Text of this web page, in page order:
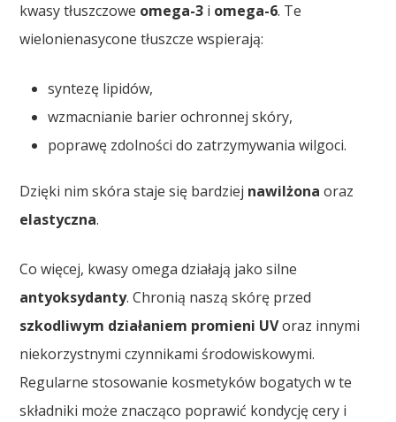
kwasy tłuszczowe omega-3 i omega-6. Te
wielonienasycone tłuszcze wspierają:
syntezę lipidów,
wzmacnianie barier ochronnej skóry,
poprawę zdolności do zatrzymywania wilgoci.
Dzięki nim skóra staje się bardziej nawilżona oraz
elastyczna.
Co więcej, kwasy omega działają jako silne
antyoksydanty. Chronią naszą skórę przed
szkodliwym działaniem promieni UVoraz innymi
niekorzystnymi czynnikami środowiskowymi.
Regularne stosowanie kosmetyków bogatych w te
składniki może znacząco poprawić kondycję cery i